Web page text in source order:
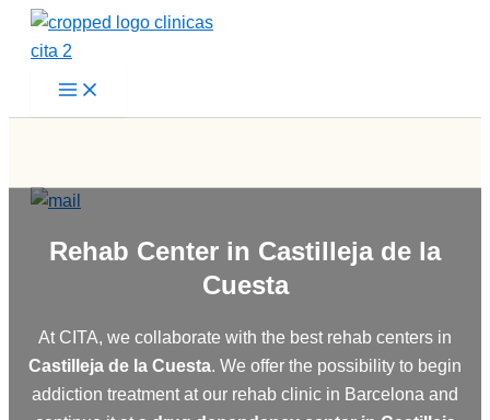
Skip
Rehab Center in Castilleja de la
Cuesta
At CITA, we collaborate with the best rehab centers in
Castilleja de la Cuesta. We offer the possibility to begin
addiction treatment at our rehab clinic in Barcelona and